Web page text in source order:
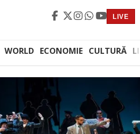
LIVE
WORLD ECONOMIE CULTURĂ